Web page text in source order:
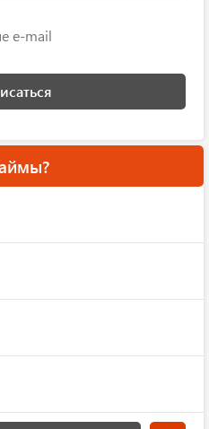
e-mail